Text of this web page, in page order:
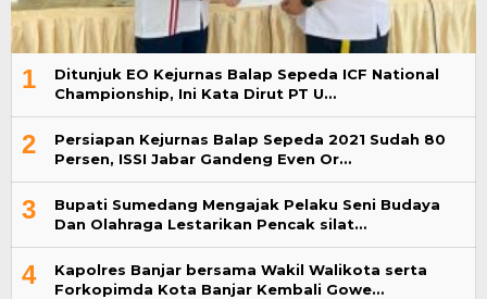
1
Ditunjuk EO Kejurnas Balap Sepeda ICF National
Championship, Ini Kata Dirut PT U…
2
Persiapan Kejurnas Balap Sepeda 2021 Sudah 80
Persen, ISSI Jabar Gandeng Even Or…
3
Bupati Sumedang Mengajak Pelaku Seni Budaya
Dan Olahraga Lestarikan Pencak silat…
4
Kapolres Banjar bersama Wakil Walikota serta
Forkopimda Kota Banjar Kembali Gowe…